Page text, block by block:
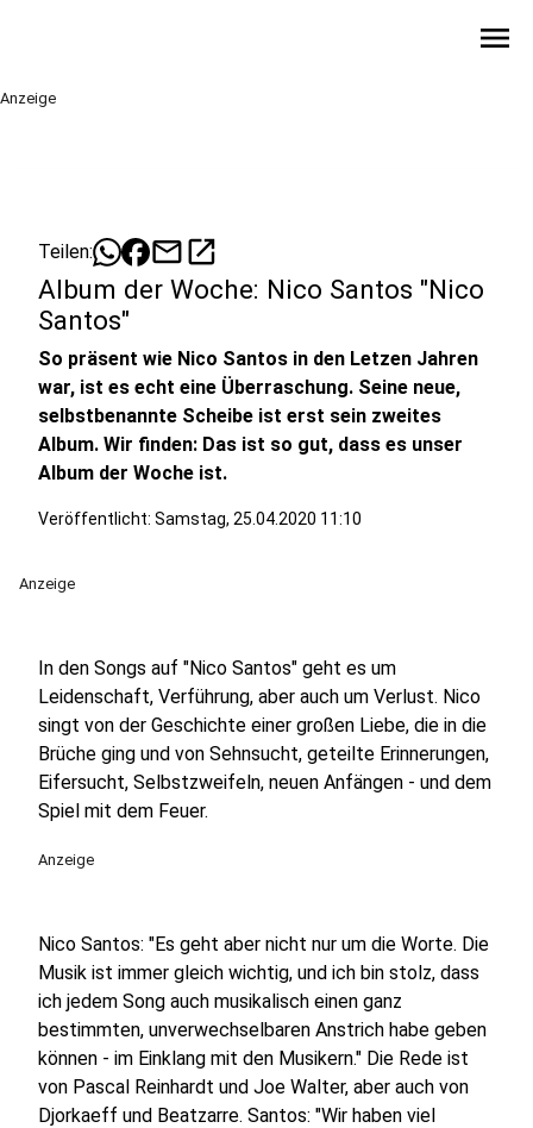
menu
Anzeige
Teilen: mailopen_in_new
Album der Woche: Nico Santos "Nico
Santos"
So präsent wie Nico Santos in den Letzen Jahren
war, ist es echt eine Überraschung. Seine neue,
selbstbenannte Scheibe ist erst sein zweites
Album. Wir finden: Das ist so gut, dass es unser
Album der Woche ist.
Veröffentlicht: Samstag, 25.04.2020 11:10
Anzeige
In den Songs auf "Nico Santos" geht es um
Leidenschaft, Verführung, aber auch um Verlust. Nico
singt von der Geschichte einer großen Liebe, die in die
Brüche ging und von Sehnsucht, geteilte Erinnerungen,
Eifersucht, Selbstzweifeln, neuen Anfängen - und dem
Spiel mit dem Feuer.
Anzeige
Nico Santos: "Es geht aber nicht nur um die Worte. Die
Musik ist immer gleich wichtig, und ich bin stolz, dass
ich jedem Song auch musikalisch einen ganz
bestimmten, unverwechselbaren Anstrich habe geben
können - im Einklang mit den Musikern." Die Rede ist
von Pascal Reinhardt und Joe Walter, aber auch von
Djorkaeff und Beatzarre. Santos: "Wir haben viel